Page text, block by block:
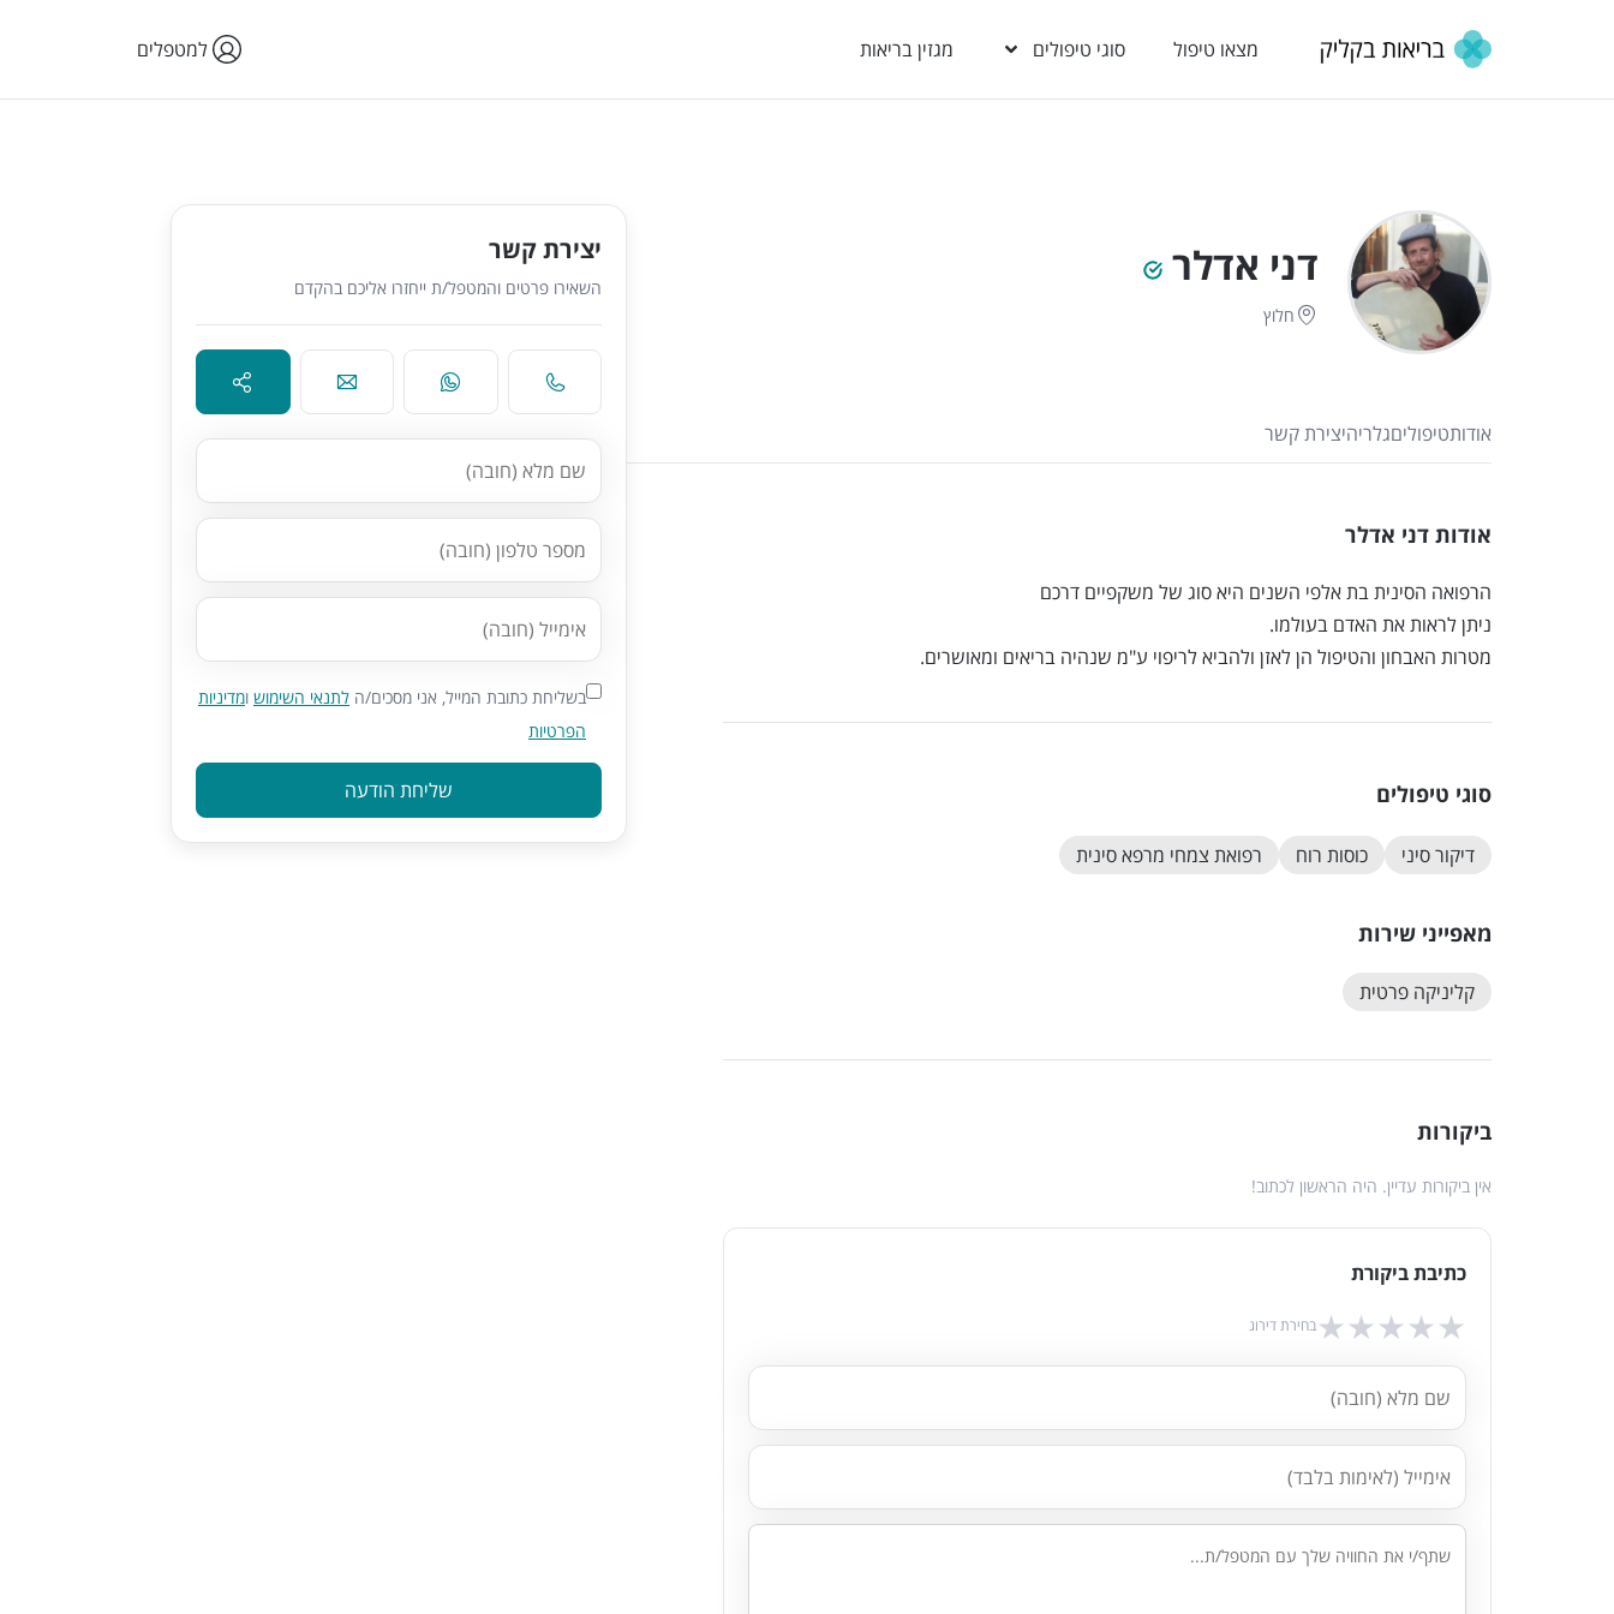
מצאו טיפול סוגי טיפולים מגזין בריאות למטפלים
דני אדלר
חלוץ
אודותטיפוליםגלריהיצירת קשר
אודות דני אדלר
הרפואה הסינית בת אלפי השנים היא סוג של משקפיים דרכם
ניתן לראות את האדם בעולמו.
מטרות האבחון והטיפול הן לאזן ולהביא לריפוי ע"מ שנהיה בריאים ומאושרים.
סוגי טיפולים
דיקור סיני כוסות רוח רפואת צמחי מרפא סינית
מאפייני שירות
קליניקה פרטית
ביקורות
אין ביקורות עדיין. היה הראשון לכתוב!
כתיבת ביקורת
★★★★★ בחירת דירוג
יצירת קשר
השאירו פרטים והמטפל/ת ייחזרו אליכם בהקדם
בשליחת כתובת המייל, אני מסכים/ה לתנאי השימוש ומדיניות
הפרטיות
שליחת הודעה